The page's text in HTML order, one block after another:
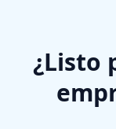
¿Listo